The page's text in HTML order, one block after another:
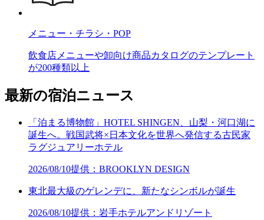
メニュー・チラシ・POP
飲食店メニューや卸向け商品カタログのテンプレート
が200種類以上
最新の宿泊ニュース
「泊まる博物館」HOTEL SHINGEN、山梨・河口湖に
誕生へ。戦国武将×日本文化を世界へ発信する古民家
ラグジュアリーホテル
2026/08/10提供：BROOKLYN DESIGN
東北最大級のゲレンデに、新たなシンボルが誕生
2026/08/10提供：岩手ホテルアンドリゾート